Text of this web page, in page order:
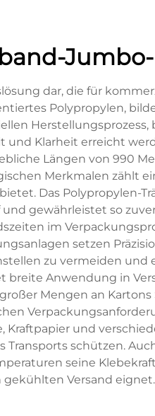
dar, die für
Polypropylen,
Klarheit erreicht
Längen von 990
Merkmalen zählt
Das Polypropylen-
gewährleistet so
im
setzen
zu vermeiden
breite Anwendung in
Mengen an
und
schützen.
seine
Versand eignet.